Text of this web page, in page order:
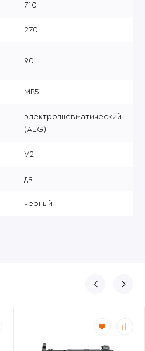
710
270
90
MP5
электропневматический
(AEG)
V2
да
черный